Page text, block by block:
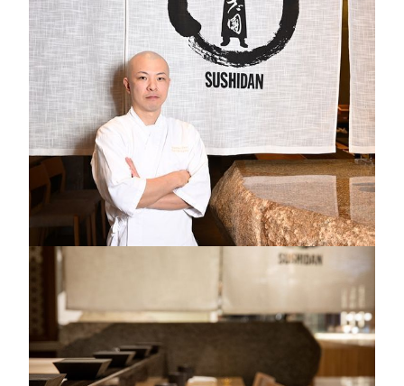
五月合作以來，這對師徒在細節上的默契更進一步，每
一貫壽司都延續江戶前的精神，但在食材處理與握製節
奏上，更精準、流暢。
這次餐席仍以赤醋飯為核心，佐藤師傅透過獨門配方調和米
酢，酸度明確而層次豐富，而上野料理長則依當天漁獲油脂與
米粒濕度微調握製手感，完整展現「黃金比率」。魚料的熟
成、醃製、刀法切割，都因師徒的默契而在每一口壽司中被完
美呈現，讓味道與口感達到平衡。
每日不同的廚師發辦料理套餐，師徒間自然流暢的交
流，使每位用餐者既能享受味覺，也能感受料理背後的
專注與時間感。
「盛事‧寿志團」的十二席開放式壽司吧台提供了近距
離觀賞師傅技藝的機會。這次回歸，更像是一場細膩的
延伸，將五月的合作經驗進一步精煉，讓每一口壽司都
呈現最自然、最純粹的江戶前味道。
「名廚駕到 」將繼續邀請各地名廚交流創作，以料理